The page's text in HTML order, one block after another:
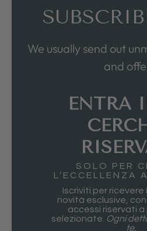
We usually send out
and
ENTRA
SOLO PER
L’ECCELLENZA
Iscriviti per ricevere
novità esclusive,
accessi riservati a
selezionate. Ogni
te.